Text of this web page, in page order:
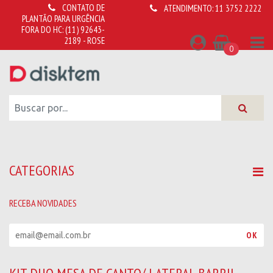
CONTATO DE
PLANTÃO PARA URGÊNCIA
FORA DO HC:(11) 92643-
2189 - ROSE
ATENDIMENTO:11 3752 2222
0
CATEGORIAS
RECEBA NOVIDADES
OK